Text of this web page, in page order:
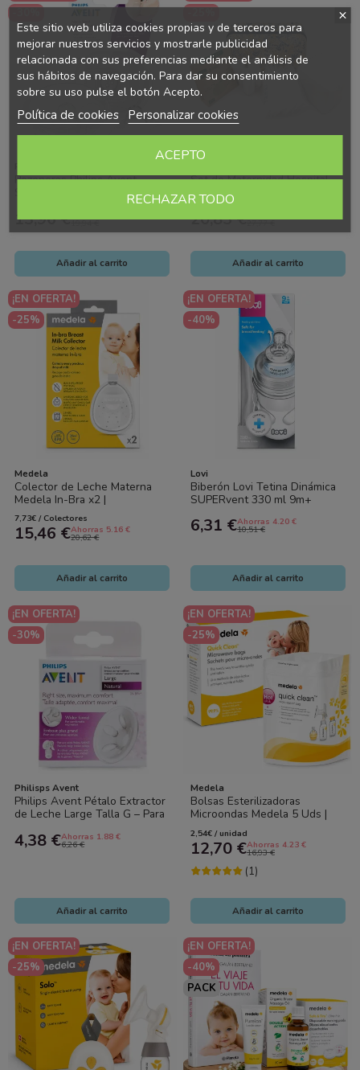
Pezoneras Philips Avent
Silicona Talla S (15 mm) Pack
Lactancia...
13,96 €19,94 €
Añadir al carrito
Set de Maternidad Hospital
Tigex – Kit Completo
Postparto con Neceser
20,83 €27,77 €
Añadir al carrito
¡EN OFERTA!
-25%
Medela
Colector de Leche Materna
Medela In-Bra x2 |
Reutilizable, Antiderrames y
Sin BPA (30 ml)
7,73€ / Colectores
15,46 €Ahorras 5.16 €
20,62 €
Añadir al carrito
¡EN OFERTA!
-40%
Lovi
Biberón Lovi Tetina Dinámica
SUPERvent 330 ml 9m+
6,31 €Ahorras 4.20 €
10,51 €
Añadir al carrito
¡EN OFERTA!
-30%
Philisps Avent
Philips Avent Pétalo Extractor
de Leche Large Talla G – Para
4,38 €Ahorras 1.88 €
6,26 €
Añadir al carrito
¡EN OFERTA!
-25%
Medela
Bolsas Esterilizadoras
Microondas Medela 5 Uds |
Esterilización Rápida
2,54€ / unidad
12,70 €Ahorras 4.23 €
16,93 €
(1)
Añadir al carrito
¡EN OFERTA!
-25%
¡EN OFERTA!
-40%
PACK
Este sitio web utiliza cookies propias y de terceros para
mejorar nuestros servicios y mostrarle publicidad
relacionada con sus preferencias mediante el análisis de
sus hábitos de navegación. Para dar su consentimiento
sobre su uso pulse el botón Acepto.
Política de cookies Personalizar cookies
RECHAZAR TODO
ACEPTO